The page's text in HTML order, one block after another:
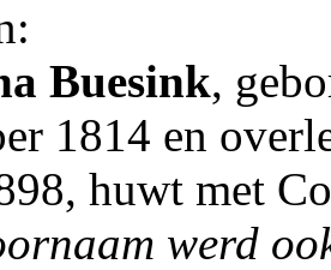
Buesink,
1814 en
huwt met
werd